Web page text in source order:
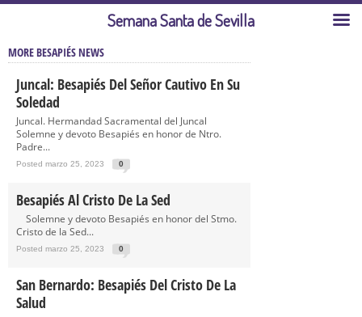
MORE BESAPIÉS NEWS
Juncal: Besapiés Del Señor Cautivo En Su
Soledad
Juncal. Hermandad Sacramental del Juncal
Solemne y devoto Besapiés en honor de Ntro.
Padre...
Posted marzo 25, 2023 0
Besapiés Al Cristo De La Sed
Solemne y devoto Besapiés en honor del Stmo.
Cristo de la Sed...
Posted marzo 25, 2023 0
San Bernardo: Besapiés Del Cristo De La
Salud
Semana Santa de Sevilla